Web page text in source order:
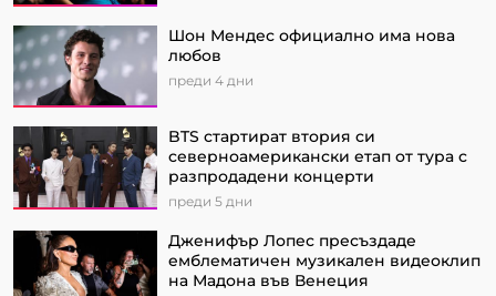
Шон Мендес официално има нова
любов
преди 4 дни
BTS стартират втория си
северноамерикански етап от турa с
разпродадени концерти
преди 5 дни
Дженифър Лопес пресъздаде
емблематичен музикален видеоклип
на Мадона във Венеция